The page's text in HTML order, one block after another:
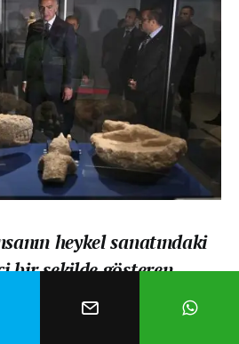
heykel sanatındaki
bir şekilde gösteren
yanı sıra, bu dönemin
ritüellerini ve sembolik